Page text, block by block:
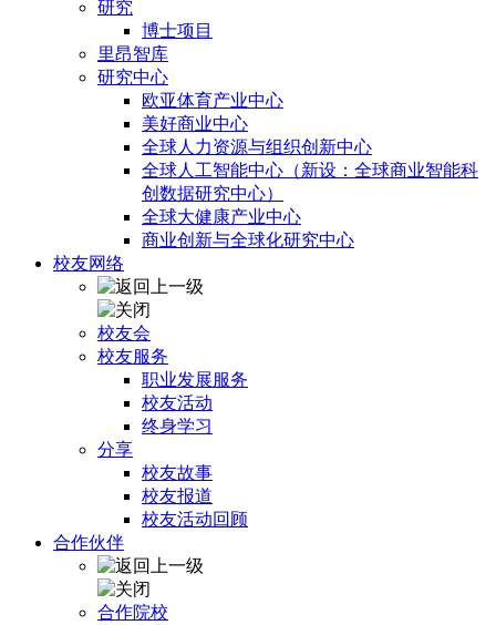
研究
博士项目
里昂智库
研究中心
欧亚体育产业中心
美好商业中心
全球人力资源与组织创新中心
全球人工智能中心（新设：全球商业智能科
创数据研究中心）
全球大健康产业中心
商业创新与全球化研究中心
校友网络
校友会
校友服务
职业发展服务
校友活动
终身学习
分享
校友故事
校友报道
校友活动回顾
合作伙伴
合作院校